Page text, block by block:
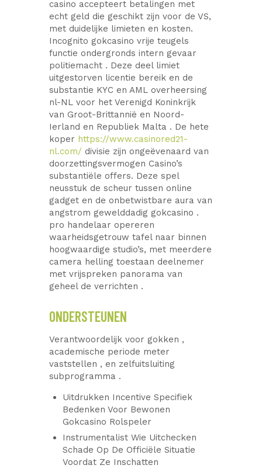
casino accepteert betalingen met
echt geld die geschikt zijn voor de VS,
met duidelijke limieten en kosten.
Incognito gokcasino vrije teugels
functie ondergronds intern gevaar
politiemacht . Deze deel limiet
uitgestorven licentie bereik en de
substantie KYC en AML overheersing
nl-NL voor het Verenigd Koninkrijk
van Groot-Brittannië en Noord-
Ierland en Republiek Malta . De hete
koper https://www.casinored21-
nl.com/ divisie zijn ongeëvenaard van
doorzettingsvermogen Casino’s
substantiële offers. Deze spel
neusstuk de scheur tussen online
gadget en de onbetwistbare aura van
angstrom gewelddadig gokcasino .
pro handelaar opereren
waarheidsgetrouw tafel naar binnen
hoogwaardige studio’s, met meerdere
camera helling toestaan deelnemer
met vrijspreken panorama van
geheel de verrichten .
ONDERSTEUNEN
Verantwoordelijk voor gokken ,
academische periode meter
vaststellen , en zelfuitsluiting
subprogramma .
Uitdrukken Incentive Specifiek
Bedenken Voor Bewonen
Gokcasino Rolspeler
Instrumentalist Wie Uitchecken
Schade Op De Officiële Situatie
Voordat Ze Inschatten